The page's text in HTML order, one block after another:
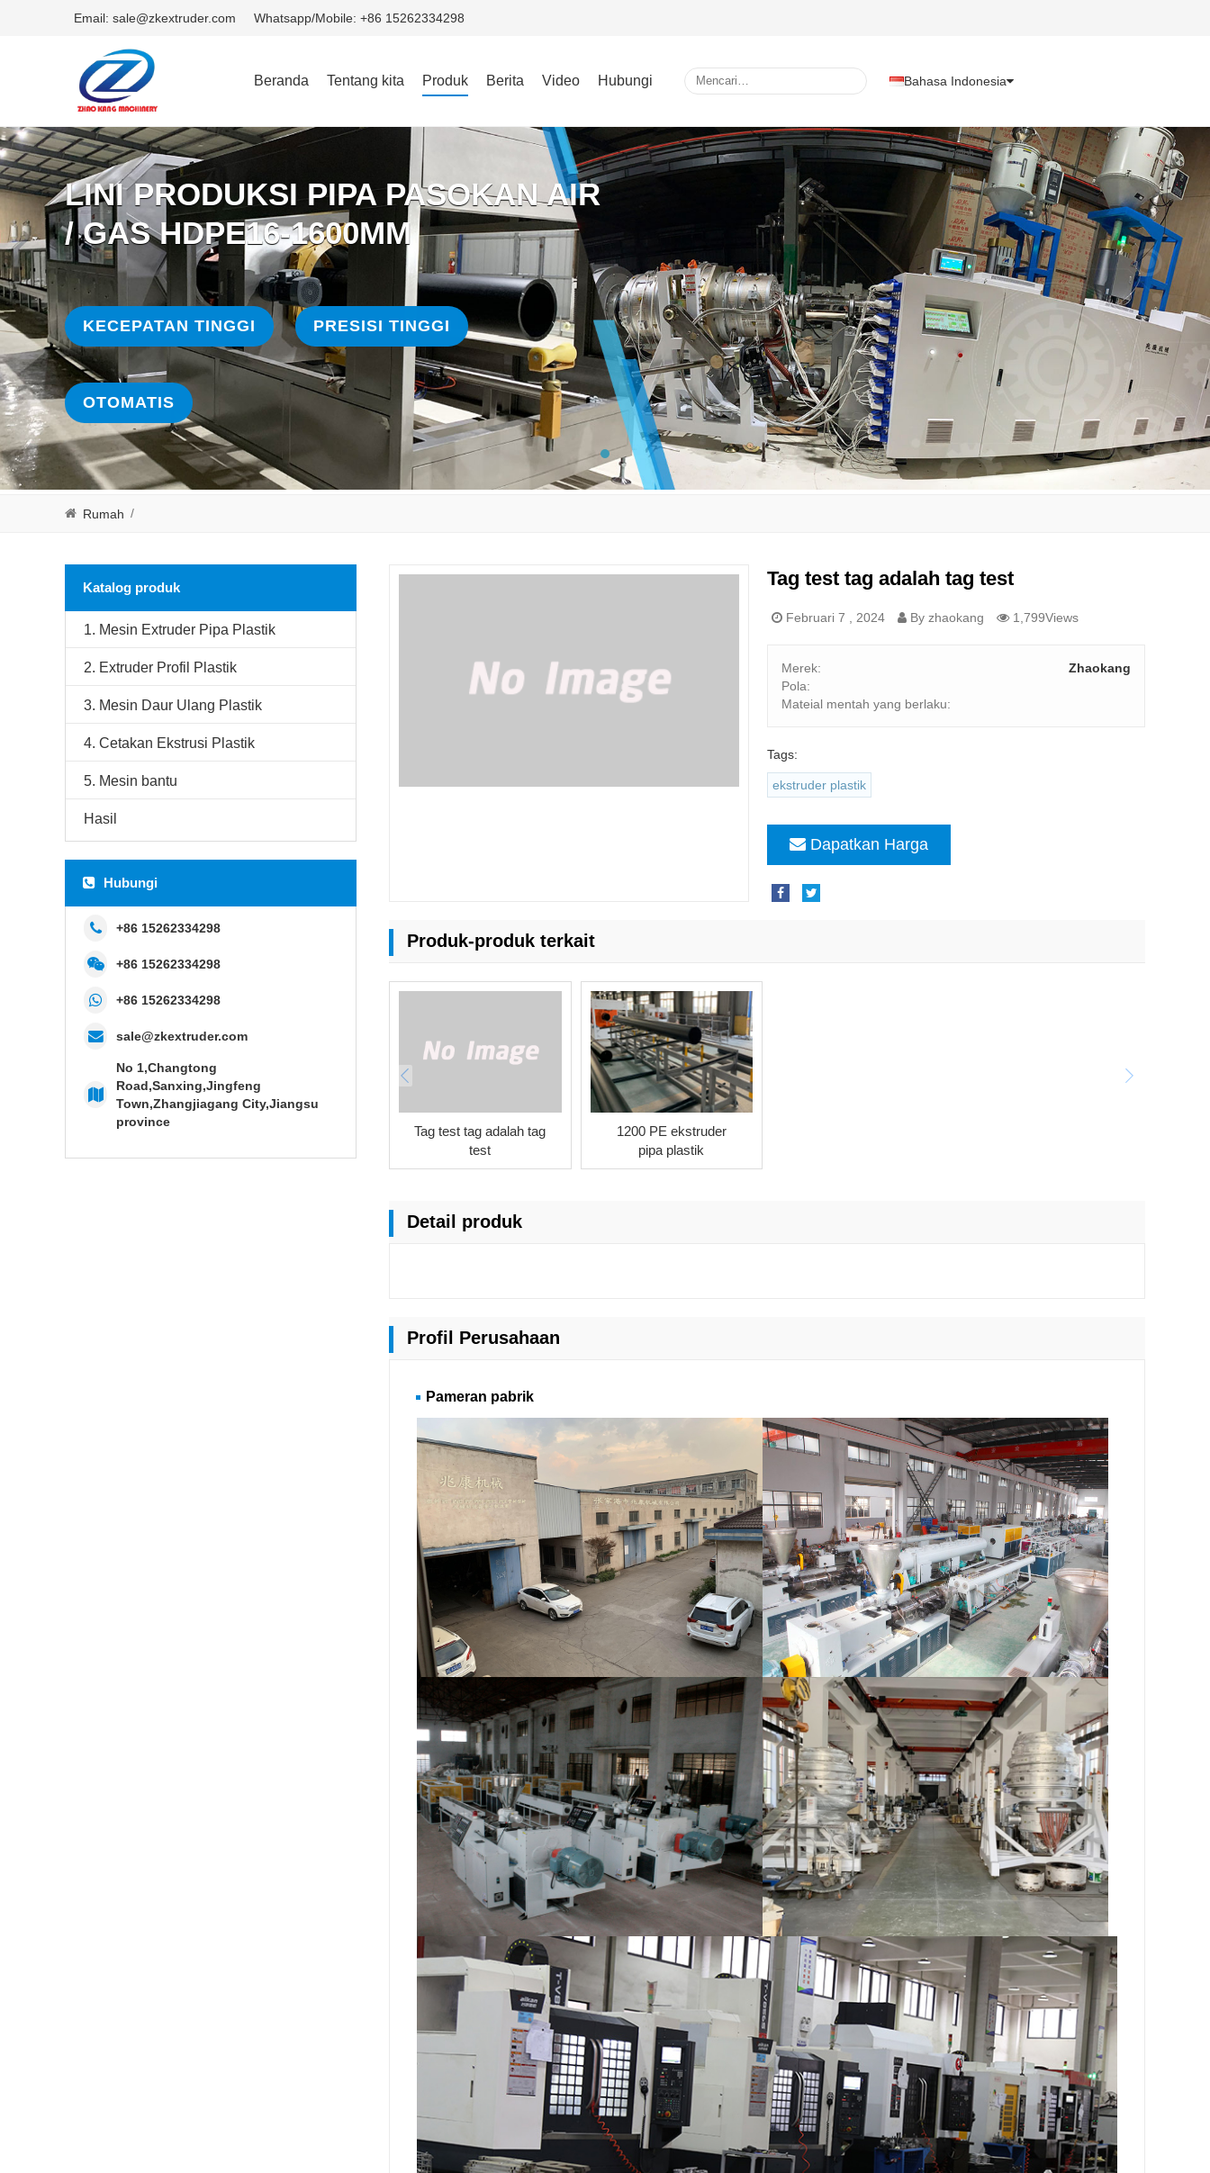
Email: sale@zkextruder.com Whatsapp/Mobile: +86 15262334298
Beranda Tentang kita Produk Berita Video Hubungi Bahasa Indonesia
LINI PRODUKSI PIPA PASOKAN AIR
/ GAS HDPE16-1600MM
KECEPATAN TINGGI PRESISI TINGGI
OTOMATIS
Rumah /
Katalog produk
1. Mesin Extruder Pipa Plastik
2. Extruder Profil Plastik
3. Mesin Daur Ulang Plastik
4. Cetakan Ekstrusi Plastik
5. Mesin bantu
Hasil
Hubungi
+86 15262334298
+86 15262334298
+86 15262334298
sale@zkextruder.com
No 1,Changtong
Road,Sanxing,Jingfeng
Town,Zhangjiagang City,Jiangsu
province
Tag test tag adalah tag test
Februari 7 , 2024 By zhaokang 1,799Views
Merek:
Zhaokang
Pola:
Mateial mentah yang berlaku:
Tags:
ekstruder plastik
Dapatkan Harga
Produk-produk terkait
Tag test tag adalah tag
test
1200 PE ekstruder
pipa plastik
Detail produk
Profil Perusahaan
Pameran pabrik